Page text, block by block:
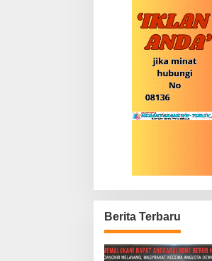
Berita Terbaru